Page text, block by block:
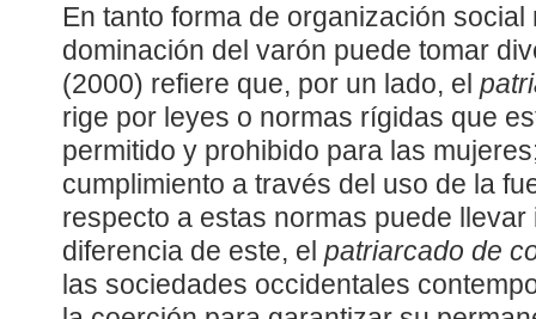
En tanto forma de organización social
dominación del varón puede tomar
(2000) refiere que, por un lado, el
rige por leyes o normas rígidas que
permitido y prohibido para las
cumplimiento a través del uso de la
respecto a estas normas puede llevar
diferencia de este, el patriarcado de
las sociedades occidentales